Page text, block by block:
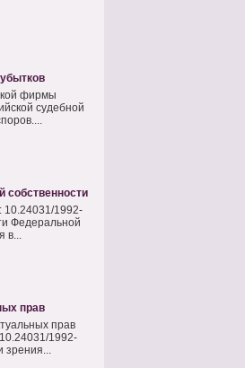
фирмы
судебной
собственности
10.24031/1992-
Федеральной
в...
прав
прав
1992-
зрения...